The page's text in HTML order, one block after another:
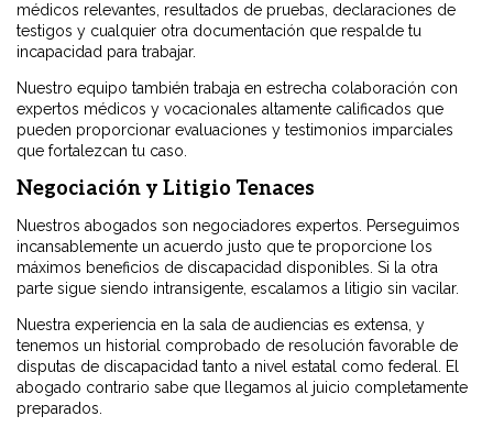
médicos relevantes, resultados de pruebas, declaraciones de
testigos y cualquier otra documentación que respalde tu
incapacidad para trabajar.
Nuestro equipo también trabaja en estrecha colaboración con
expertos médicos y vocacionales altamente calificados que
pueden proporcionar evaluaciones y testimonios imparciales
que fortalezcan tu caso.
Negociación y Litigio Tenaces
Nuestros abogados son negociadores expertos. Perseguimos
incansablemente un acuerdo justo que te proporcione los
máximos beneficios de discapacidad disponibles. Si la otra
parte sigue siendo intransigente, escalamos a litigio sin vacilar.
Nuestra experiencia en la sala de audiencias es extensa, y
tenemos un historial comprobado de resolución favorable de
disputas de discapacidad tanto a nivel estatal como federal. El
abogado contrario sabe que llegamos al juicio completamente
preparados.